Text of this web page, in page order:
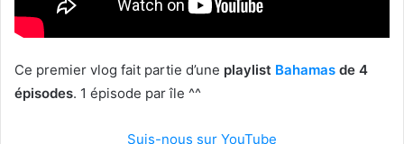
Ce premier vlog fait partie d’une playlist Bahamas de 4
épisodes. 1 épisode par île ^^
Suis-nous sur YouTube